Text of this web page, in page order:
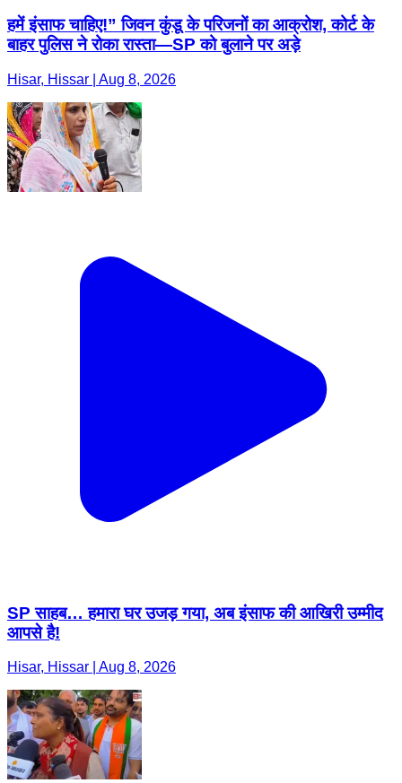
हमें इंसाफ चाहिए!” जिवन कुंडू के परिजनों का आक्रोश, कोर्ट के
बाहर पुलिस ने रोका रास्ता—SP को बुलाने पर अड़े
Hisar, Hissar | Aug 8, 2026
SP साहब… हमारा घर उजड़ गया, अब इंसाफ की आखिरी उम्मीद
आपसे है!
Hisar, Hissar | Aug 8, 2026